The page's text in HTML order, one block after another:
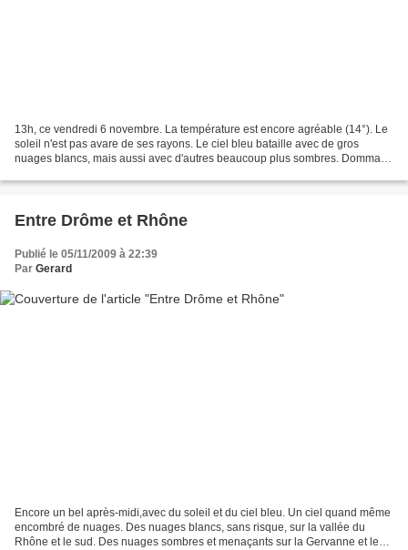
13h, ce vendredi 6 novembre. La température est encore agréable (14°). Le
soleil n'est pas avare de ses rayons. Le ciel bleu bataille avec de gros
nuages blancs, mais aussi avec d'autres beaucoup plus sombres. Dommage
Entre Drôme et Rhône
Publié le 05/11/2009 à 22:39
Par Gerard
Encore un bel après-midi,avec du soleil et du ciel bleu. Un ciel quand même
encombré de nuages. Des nuages blancs, sans risque, sur la vallée du
Rhône et le sud. Des nuages sombres et menaçants sur la Gervanne et le